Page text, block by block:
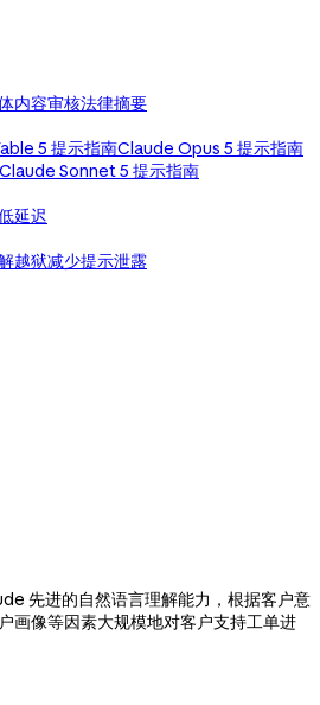
内容审核法律摘要
5 提示指南Claude Opus 5 提示指南
Claude Sonnet 5 提示指南
延迟
越狱减少提示泄露
先进的自然语言理解能力，根据客户意
画像等因素大规模地对客户支持工单进